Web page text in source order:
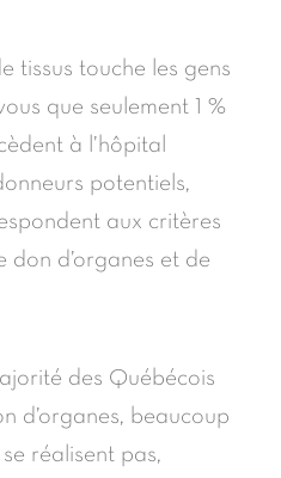
tissus touche les gens
que seulement 1 %
à l’hôpital
potentiels,
aux critères
don d’organes et de
des Québécois
d’organes, beaucoup
réalisent pas,